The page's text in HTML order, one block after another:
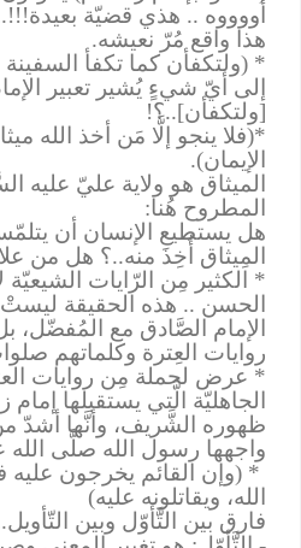
أووووه .. هذي قضيّة بعيدة..!!!
هذا واقع مُرّ نعيشه.
* (ولتكفأن كما تكفأ السفينة
إلى أيّ شيءٍ يُشير تعبير
[ولتكفأن]..؟!
*(فلا ينجو إلَّا مَن أخذ الله
الإيمان).
الميثاق هو ولاية عليّ عليه
المطروح هُنا:
هل يستطيع الإنسان أن
المِيثاق أُخِذَ منه..؟ هل من
* الكثير مِن الرّايات الشيعيّة
الحسن .. هذه الحقيقة ليستْ
الإمام الصَّادق مع المُفضّل،
روايات العِترة وكلماتهم
* عرض لجملة مِن روايات
الجاهليّة الَّتي يستقبلها إمام
ظهوره الشَّريف، وأنَّها أشدّ من
واجهها رسول الله صلَّى الله
) * وإن القائم يخرجون عليه
الله، ويقاتلونه عليه)
فارق بين التَّأوّل وبين التّأويل ..